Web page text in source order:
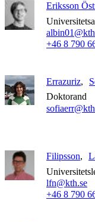
Eriksson
+46 8 790
Errazuriz
Doktorand
Filipsson
lfn@kth.se
+46 8 790